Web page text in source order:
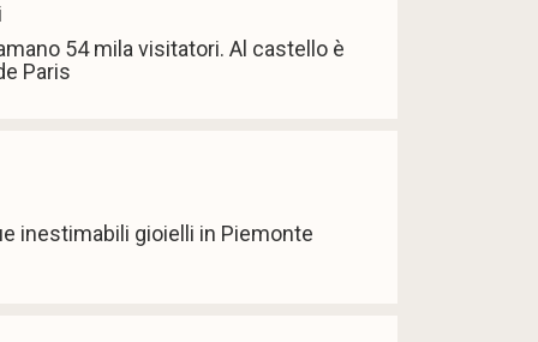
54 mila visitatori. Al castello è
Paris
inestimabili gioielli in Piemonte